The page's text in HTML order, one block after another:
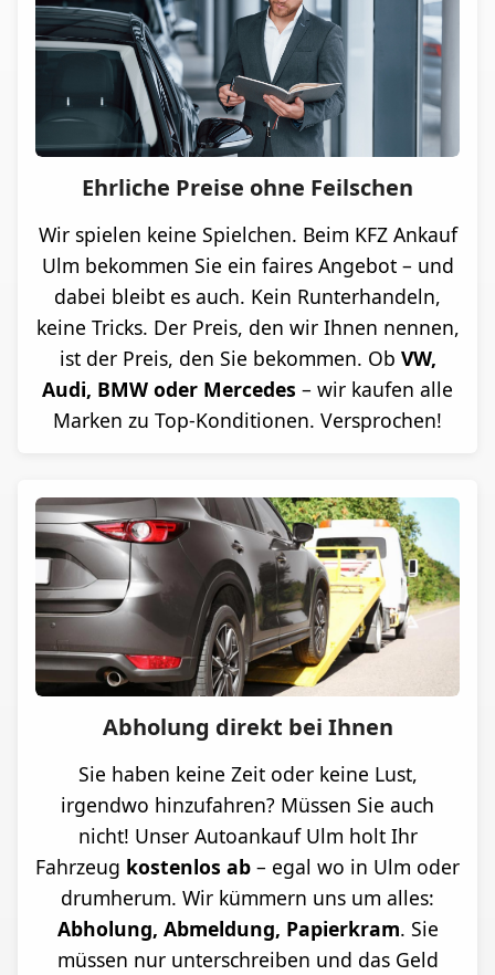
Ehrliche Preise ohne Feilschen
Wir spielen keine Spielchen. Beim KFZ Ankauf
Ulm bekommen Sie ein faires Angebot – und
dabei bleibt es auch. Kein Runterhandeln,
keine Tricks. Der Preis, den wir Ihnen nennen,
ist der Preis, den Sie bekommen. Ob VW,
Audi, BMW oder Mercedes – wir kaufen alle
Marken zu Top-Konditionen. Versprochen!
Abholung direkt bei Ihnen
Sie haben keine Zeit oder keine Lust,
irgendwo hinzufahren? Müssen Sie auch
nicht! Unser Autoankauf Ulm holt Ihr
Fahrzeug kostenlos ab – egal wo in Ulm oder
drumherum. Wir kümmern uns um alles:
Abholung, Abmeldung, Papierkram. Sie
müssen nur unterschreiben und das Geld